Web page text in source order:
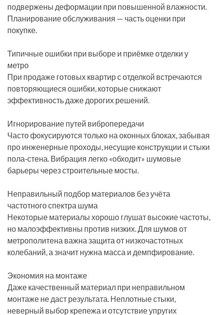
подвержены деформации при повышенной влажности.
Планирование обслуживания — часть оценки при
покупке.
Типичные ошибки при выборе и приёмке отделки у
метро
При продаже готовых квартир с отделкой встречаются
повторяющиеся ошибки, которые снижают
эффективность даже дорогих решений.
Игнорирование путей вибропередачи
Часто фокусируются только на оконных блоках, забывая
про инженерные проходы, несущие конструкции и стыки
пола‑стена. Вибрация легко «обходит» шумовые
барьеры через строительные мосты.
Неправильный подбор материалов без учёта
частотного спектра шума
Некоторые материалы хорошо глушат высокие частоты,
но малоэффективны против низких. Для шумов от
метрополитена важна защита от низкочастотных
колебаний, а значит нужна масса и демпфирование.
Экономия на монтаже
Даже качественный материал при неправильном
монтаже не даст результата. Неплотные стыки,
неверный выбор крепежа и отсутствие упругих